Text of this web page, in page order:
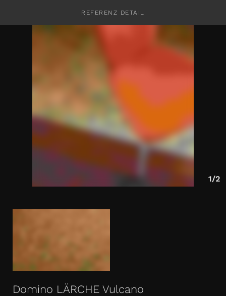
REFERENZ DETAIL
1/2
Domino LÄRCHE Vulcano
KONTAKT